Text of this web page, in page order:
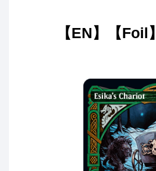
【EN】【